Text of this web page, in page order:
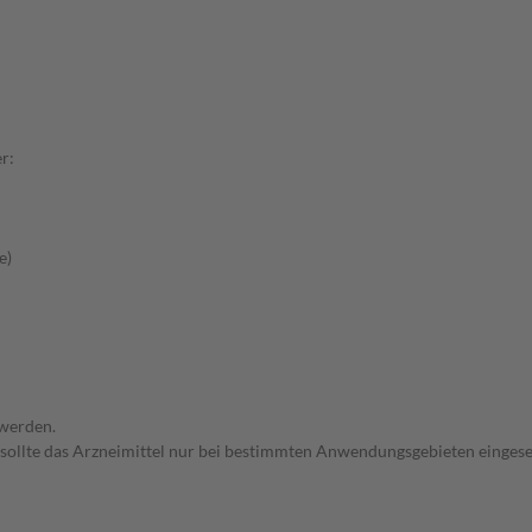
das Arzneimittel nur bei bestimmten Anwendungsgebieten